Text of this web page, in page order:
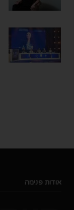
אודות פנימה